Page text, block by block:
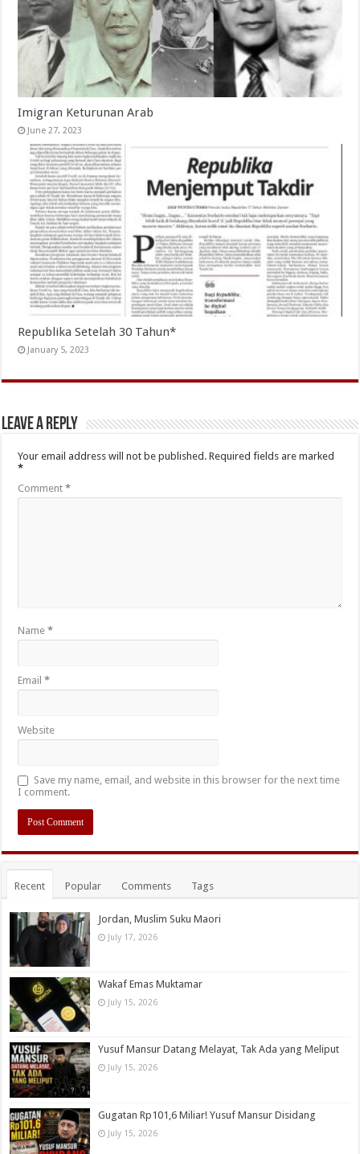
Imigran Keturunan Arab
June 27, 2023
Republika Setelah 30 Tahun*
January 5, 2023
Leave a Reply
Your email address will not be published. Required fields are marked
*
Comment*
Name*
Email*
Website
Save my name, email, and website in this browser for the next time
I comment.
Recent Popular Comments Tags
Jordan, Muslim Suku Maori
July 17, 2026
Wakaf Emas Muktamar
July 15, 2026
Yusuf Mansur Datang Melayat, Tak Ada yang Meliput
July 15, 2026
Gugatan Rp101,6 Miliar! Yusuf Mansur Disidang
July 15, 2026